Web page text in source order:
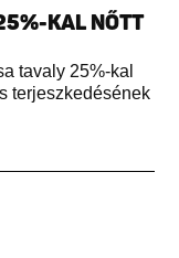
KAL NŐTT
tavaly 25%-kal
terjeszkedésének